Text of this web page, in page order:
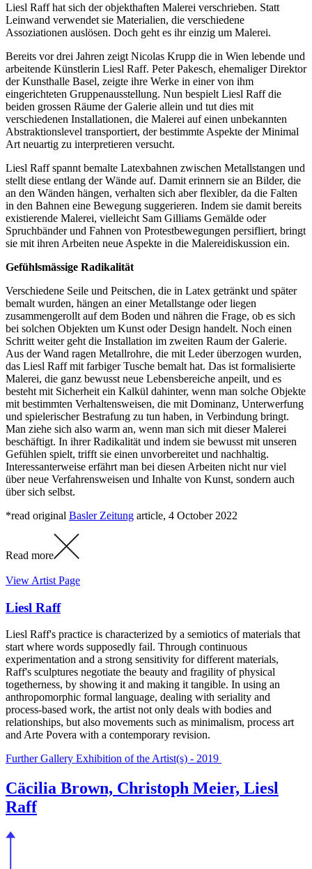
Liesl Raff hat sich der objekthaften Malerei verschrieben. Statt
Leinwand verwendet sie Materialien, die verschiedene
Assoziationen auslösen. Doch geht es ihr einzig um Malerei.
Bereits vor drei Jahren zeigt Nicolas Krupp die in Wien lebende und
arbeitende Künstlerin Liesl Raff. Peter Pakesch, ehemaliger Direktor
der Kunsthalle Basel, zeigte ihre Werke in einer von ihm
eingerichteten Gruppenausstellung. Nun bespielt Liesl Raff die
beiden grossen Räume der Galerie allein und tut dies mit
verschiedenen Installationen, die Malerei auf einen unbekannten
Abstraktionslevel transportiert, der bestimmte Aspekte der Minimal
Art neuartig zu interpretieren versucht.
Liesl Raff spannt bemalte Latexbahnen zwischen Metallstangen und
stellt diese entlang der Wände auf. Damit erinnern sie an Bilder, die
an den Wänden hängen, verhalten sich aber flexibler, da die Falten
in den Bahnen eine Bewegung suggerieren. Indem sie damit bereits
existierende Malerei, vielleicht Sam Gilliams Gemälde oder
Spruchbänder und Fahnen von Protestbewegungen persifliert, bringt
sie mit ihren Arbeiten neue Aspekte in die Malereidiskussion ein.
Gefühlsmässige Radikalität
Verschiedene Seile und Peitschen, die in Latex getränkt und später
bemalt wurden, hängen an einer Metallstange oder liegen
zusammengerollt auf dem Boden und nähren die Frage, ob es sich
bei solchen Objekten um Kunst oder Design handelt. Noch einen
Schritt weiter geht die Installation im zweiten Raum der Galerie.
Aus der Wand ragen Metallrohre, die mit Leder überzogen wurden,
das Liesl Raff mit farbiger Tusche bemalt hat. Das ist formalisierte
Malerei, die ganz bewusst neue Lebensbereiche anpeilt, und es
besteht mit Sicherheit ein Kalkül dahinter, wenn man solche Objekte
mit bestimmten Verhaltensweisen, die mit Dominanz, Unterwerfung
und spielerischer Bestrafung zu tun haben, in Verbindung bringt.
Man ziehe sich also warm an, wenn man sich mit dieser Malerei
beschäftigt. In ihrer Radikalität und indem sie bewusst mit unseren
Gefühlen spielt, trifft sie einen unvorbereitet und nachhaltig.
Interessanterweise erfährt man bei diesen Arbeiten nicht nur viel
über neue Verfahrensweisen und Inhalte von Kunst, sondern auch
über sich selbst.
*read original Basler Zeitung article, 4 October 2022
Read more
View Artist Page
Liesl Raff
Liesl Raff's practice is characterized by a semiotics of materials that
start where words supposedly fail. Through continuous
experimentation and a strong sensitivity for different materials,
Raff's sculptures negotiate the beauty and fragility of physical
togetherness, by showing it and making it tangible. In using an
anthropomorphic formal language, dealing with seriality and
process-based work, the artist not only deals with bodies and
relationships, but also movements such as minimalism, process art
and Arte Povera with a contemporary revision.
Further Gallery Exhibition of the Artist(s) - 2019
Cäcilia Brown, Christoph Meier, Liesl
Raff